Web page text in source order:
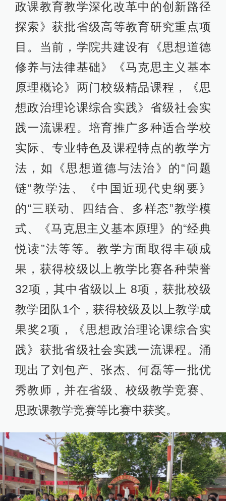
政课教育教学深化改革中的创新路径
探索》获批省级高等教育研究重点项
目。当前，学院共建设有《思想道德
修养与法律基础》《马克思主义基本
原理概论》两门校级精品课程，《思
想政治理论课综合实践》省级社会实
践一流课程。培育推广多种适合学校
实际、专业特色及课程特点的教学方
法，如《思想道德与法治》的“问题
链“教学法、《中国近现代史纲要》
的“三联动、四结合、多样态”教学模
式、《马克思主义基本原理》的“经典
悦读”法等等。教学方面取得丰硕成
果，获得校级以上教学比赛各种荣誉
32项，其中省级以上 8项，获批校级
教学团队1个，获得校级及以上教学成
果奖2项，《思想政治理论课综合实
践》获批省级社会实践一流课程。涌
现出了刘包产、张杰、何磊等一批优
秀教师，并在省级、校级教学竞赛、
思政课教学竞赛等比赛中获奖。